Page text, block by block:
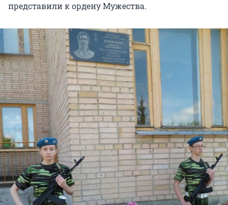
представили к ордену Мужества.